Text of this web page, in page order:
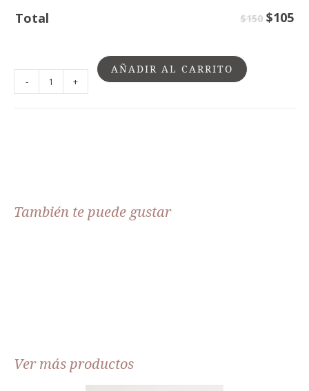
Total $150 $105
- +
AÑADIR AL CARRITO
También te puede gustar
Ver más productos